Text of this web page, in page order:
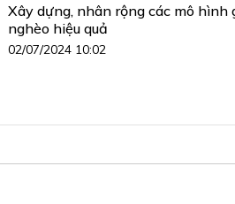
Xây dựng, nhân rộng các mô hình
nghèo hiệu quả
02/07/2024 10:02